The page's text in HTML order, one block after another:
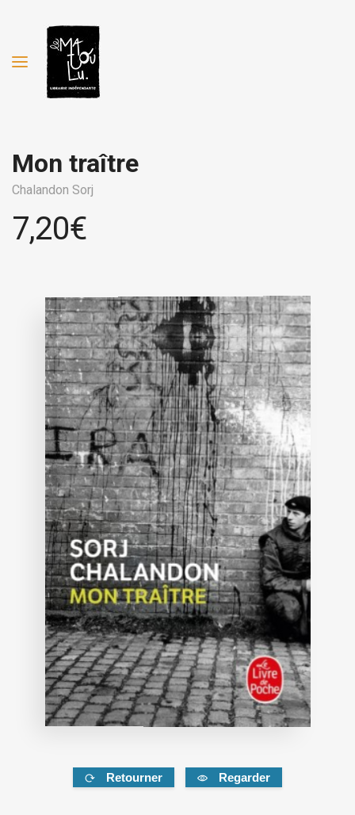
Mon traître
Chalandon Sorj
7,20€
Retourner Regarder